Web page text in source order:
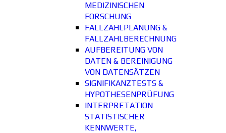
MEDIZINISCHEN
FORSCHUNG
FALLZAHLPLANUNG &
FALLZAHLBERECHNUNG
AUFBEREITUNG VON
DATEN & BEREINIGUNG
VON DATENSÄTZEN
SIGNIFIKANZTESTS &
HYPOTHESENPRÜFUNG
INTERPRETATION
STATISTISCHER
KENNWERTE,